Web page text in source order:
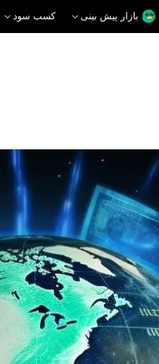
بازار پیش بینی کسب سود